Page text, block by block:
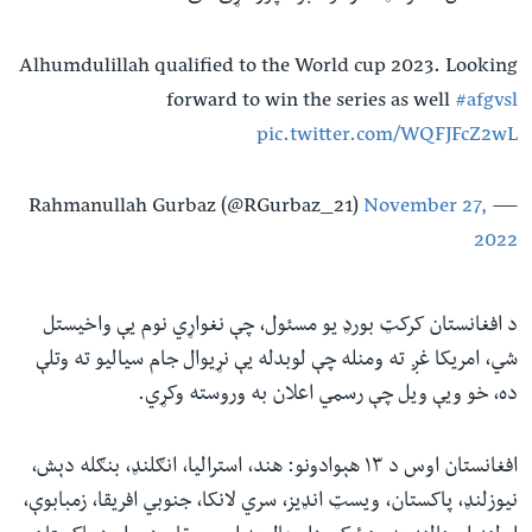
Alhumdulillah qualified to the World cup 2023. Looking
forward to win the series as well #afgvsl
pic.twitter.com/WQFJFcZ2wL
— Rahmanullah Gurbaz (@RGurbaz_21)
November 27,
2022
د افغانستان کرکټ بورډ یو مسئول، چې نغواړي نوم یې واخیستل
شي، امریکا غږ ته ومنله چې لوبدله یې نړیوال جام سیالیو ته وتلې
ده، خو ویې ویل چې رسمي اعلان به وروسته وکړي.
افغانستان اوس د ۱۳ هېوادونو: هند، استرالیا، انګلنډ، بنګله دېش،
نیوزلنډ، پاکستان، ویسټ انډیز، سري لانکا، جنوبي افریقا، زمبابوې،